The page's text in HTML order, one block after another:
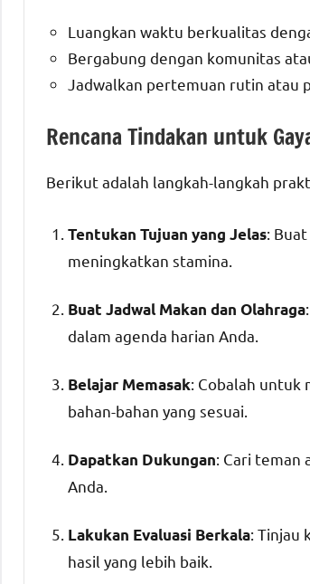
Luangkan waktu berkualitas
Bergabung dengan komunitas
Jadwalkan pertemuan rutin atau
Rencana Tindakan untuk
Berikut adalah langkah-langkah
Tentukan Tujuan yang Jelas:
meningkatkan stamina.
Buat Jadwal Makan dan Olahraga
dalam agenda harian Anda.
Belajar Memasak: Cobalah untuk
bahan-bahan yang sesuai.
Dapatkan Dukungan: Cari teman
Anda.
Lakukan Evaluasi Berkala: Tinjau
hasil yang lebih baik.